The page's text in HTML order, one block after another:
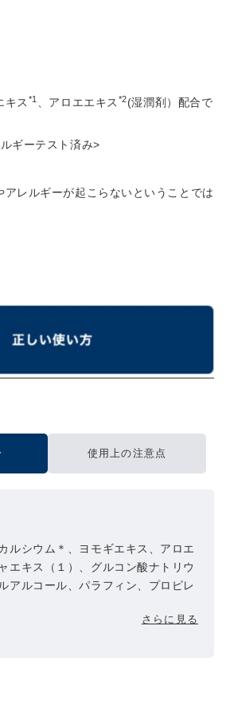
キス *1 、アロエエキス *2(湿潤剤）配合で
ギーテスト済み>
アレルギーが起こらないということでは
使用上の注意点
ルシウム＊、ヨモギエキス、アロエ
エキス（１）、グルコン酸ナトリウ
アルコール、パラフィン、プロピレ
化ナトリウム、薬用炭、１，３－ブ
さらに見る